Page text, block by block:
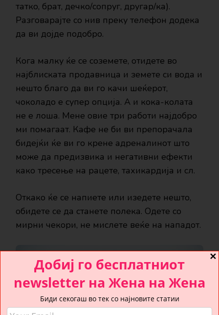
татко, брат, дечко/сопруг, другар/ка).
Разговарајте со нив преку телефон додека
да ви дојде подобро.
Кога малку ќе се соземете, отидете во
најблиската продавница и земете си вода и
нешто благо да ви го качи шеќерот,
чоколадо е супер опција. А и кока-колата
не е лоша. Мене овие три работи најдобро
ми помагаат. Кафе не би ви препорачала
бидејќи ќе ви го крене адреналинот што
може да предизвика и негативни ефекти
како тресење на рацете, тахикардија и сл.
Откако ќе се напиете или изедете нешто,
обидете се да станете полека. Одете со
мирни чекори, не мислете веќе на нападот.
✕
Добиј го бесплатниот
newsletter на Жена на Жена
Биди секогаш во тек со најновите статии